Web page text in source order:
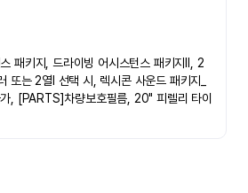
패키지, 드라이빙 어시스턴스 패키지Ⅱ, 2
또는 2열Ⅰ 선택 시, 렉시콘 사운드 패키지_
, [PARTS]차량보호필름, 20" 피렐리 타이